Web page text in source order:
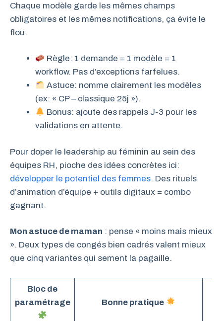
Chaque modèle garde les mêmes champs
obligatoires et les mêmes notifications, ça évite le
flou.
Règle: 1 demande = 1 modèle = 1
workflow. Pas d’exceptions farfelues.
Astuce: nomme clairement les modèles
(ex: « CP – classique 25j »).
Bonus: ajoute des rappels J-3 pour les
validations en attente.
Pour doper le leadership au féminin au sein des
équipes RH, pioche des idées concrètes ici:
développer le potentiel des femmes. Des rituels
d’animation d’équipe + outils digitaux = combo
gagnant.
Mon astuce de maman : pense « moins mais mieux
». Deux types de congés bien cadrés valent mieux
que cinq variantes qui sement la pagaille.
Bloc de
paramétrage
Bonne pratique